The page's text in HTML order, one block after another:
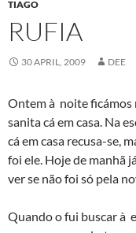
TIAGO
RUFIA
30 APRIL, 2009 DEE
Ontem à noite ficámos
sanita cá em casa. Na
cá em casa recusa-se,
foi ele. Hoje de manhã
ver se não foi só pela
Quando o fui buscar à